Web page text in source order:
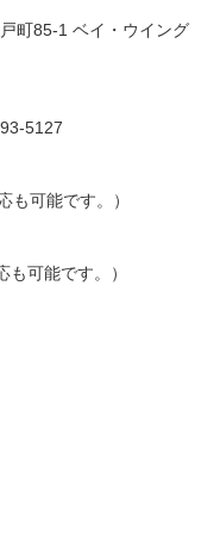
町85-1 ベイ・ウイング
5127
も可能です。）
可能です。）